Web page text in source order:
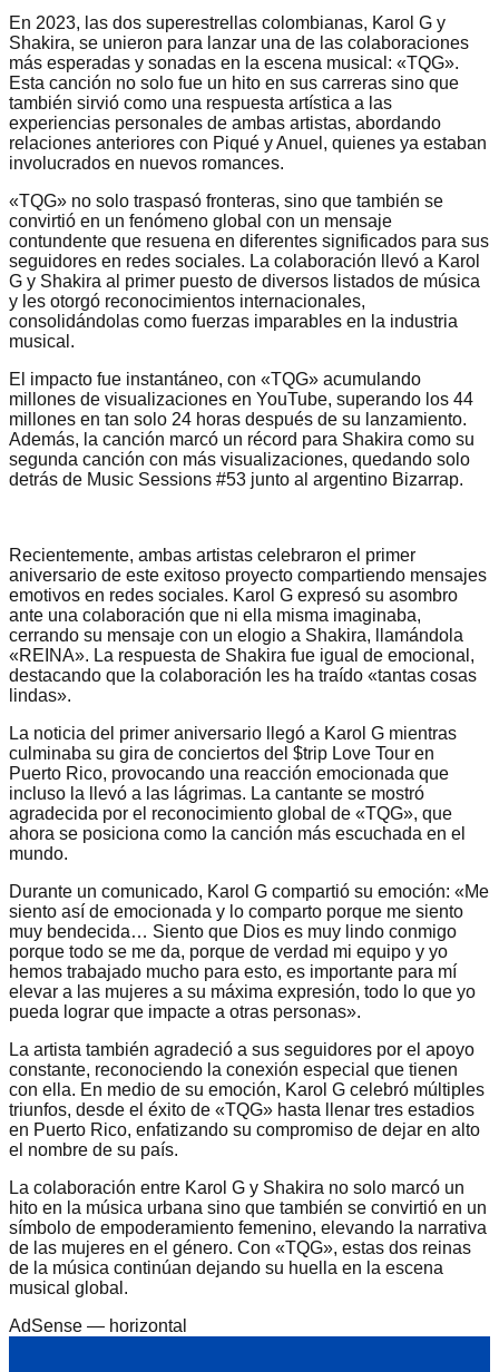
En 2023, las dos superestrellas colombianas, Karol G y
Shakira, se unieron para lanzar una de las colaboraciones
más esperadas y sonadas en la escena musical: «TQG».
Esta canción no solo fue un hito en sus carreras sino que
también sirvió como una respuesta artística a las
experiencias personales de ambas artistas, abordando
relaciones anteriores con Piqué y Anuel, quienes ya estaban
involucrados en nuevos romances.
«TQG» no solo traspasó fronteras, sino que también se
convirtió en un fenómeno global con un mensaje
contundente que resuena en diferentes significados para sus
seguidores en redes sociales. La colaboración llevó a Karol
G y Shakira al primer puesto de diversos listados de música
y les otorgó reconocimientos internacionales,
consolidándolas como fuerzas imparables en la industria
musical.
El impacto fue instantáneo, con «TQG» acumulando
millones de visualizaciones en YouTube, superando los 44
millones en tan solo 24 horas después de su lanzamiento.
Además, la canción marcó un récord para Shakira como su
segunda canción con más visualizaciones, quedando solo
detrás de Music Sessions #53 junto al argentino Bizarrap.
Recientemente, ambas artistas celebraron el primer
aniversario de este exitoso proyecto compartiendo mensajes
emotivos en redes sociales. Karol G expresó su asombro
ante una colaboración que ni ella misma imaginaba,
cerrando su mensaje con un elogio a Shakira, llamándola
«REINA». La respuesta de Shakira fue igual de emocional,
destacando que la colaboración les ha traído «tantas cosas
lindas».
La noticia del primer aniversario llegó a Karol G mientras
culminaba su gira de conciertos del $trip Love Tour en
Puerto Rico, provocando una reacción emocionada que
incluso la llevó a las lágrimas. La cantante se mostró
agradecida por el reconocimiento global de «TQG», que
ahora se posiciona como la canción más escuchada en el
mundo.
Durante un comunicado, Karol G compartió su emoción: «Me
siento así de emocionada y lo comparto porque me siento
muy bendecida… Siento que Dios es muy lindo conmigo
porque todo se me da, porque de verdad mi equipo y yo
hemos trabajado mucho para esto, es importante para mí
elevar a las mujeres a su máxima expresión, todo lo que yo
pueda lograr que impacte a otras personas».
La artista también agradeció a sus seguidores por el apoyo
constante, reconociendo la conexión especial que tienen
con ella. En medio de su emoción, Karol G celebró múltiples
triunfos, desde el éxito de «TQG» hasta llenar tres estadios
en Puerto Rico, enfatizando su compromiso de dejar en alto
el nombre de su país.
La colaboración entre Karol G y Shakira no solo marcó un
hito en la música urbana sino que también se convirtió en un
símbolo de empoderamiento femenino, elevando la narrativa
de las mujeres en el género. Con «TQG», estas dos reinas
de la música continúan dejando su huella en la escena
musical global.
AdSense — horizontal